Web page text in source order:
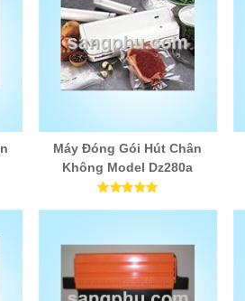
Máy Đóng Gói Hút Chân
Không Model Dz280a